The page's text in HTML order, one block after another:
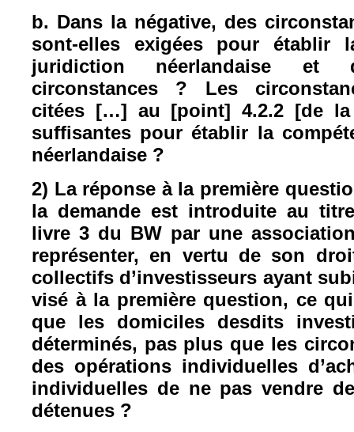
b. Dans la négative, des
sont-elles exigées pour établir
juridiction néerlandaise et
circonstances ? Les
citées […] au [point] 4.2.2 [de la
suffisantes pour établir la
néerlandaise ?
2) La réponse à la première
la demande est introduite au
livre 3 du BW par une
représenter, en vertu de son
collectifs d’investisseurs ayant
visé à la première question, ce
que les domiciles desdits
déterminés, pas plus que les
des opérations individuelles
individuelles de ne pas vendre
détenues ?